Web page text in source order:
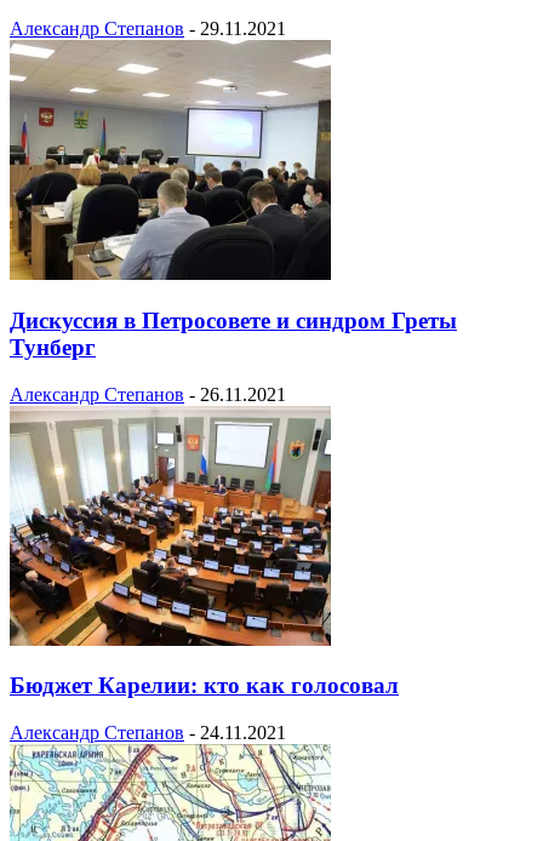
Александр Степанов - 29.11.2021
Дискуссия в Петросовете и синдром Греты
Тунберг
Александр Степанов - 26.11.2021
Бюджет Карелии: кто как голосовал
Александр Степанов - 24.11.2021